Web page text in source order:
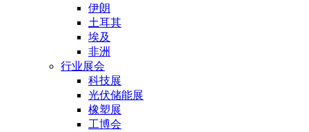
伊朗
土耳其
埃及
非洲
行业展会
科技展
光伏储能展
橡塑展
工博会